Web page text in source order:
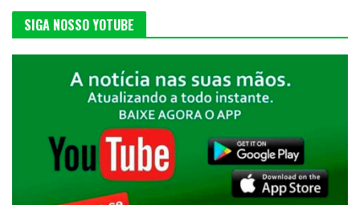
SIGA NOSSO YOTUBE